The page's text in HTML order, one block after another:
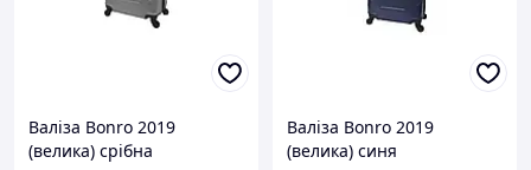
Валіза Bonro 2019
(велика) срібна
Валіза Bonro 2019
(велика) синя